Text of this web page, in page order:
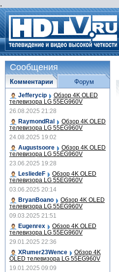
.
Сообщения
Комментарии
Jefferycip Обзор 4K OLED
телевизора LG 55EG960V
26.08.2025 21:28
RaymondRal
Обзор 4K OLED
телевизора LG 55EG960V
24.08.2025 19:02
Augustsoore
Обзор 4K OLED
телевизора LG 55EG960V
23.06.2025 19:28
LesliedeF
Обзор 4K OLED
телевизора LG 55EG960V
03.06.2025 20:14
BryanBoano
Обзор 4K OLED
телевизора LG 55EG960V
09.03.2025 21:51
Eugenrex
Обзор 4K OLED
телевизора LG 55EG960V
29.01.2025 22:36
XRumer23Wence
Обзор 4K
OLED телевизора LG 55EG960V
19.01.2025 09:09
Форум